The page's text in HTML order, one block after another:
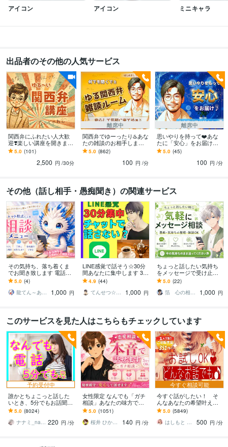
版
研修講師開始 人気者の「聞く力」 「幸せ」って何なん？ ☆令和版
ップ（ワークシート） なぜか好かれる人　なぜか嫌われる人 「変わりた
る！」
ビジネス・クリエイティブツール
Excel:20年Word:20年PowerPoint:20年WordPress:3年PowerDirector:10年
Canva:0年
得意分野
悩み相談・カウンセリング ⭐️雑談・相談・世間話し
⭐️これまでのご相談に
ついて
⭐️人間関係 ⭐️ネガティブ・マイナス思考
⭐️愛情もって安心をお届け
⭐️AB型双子座の見方・捉え方・考え方 ⭐️たくさんの失敗経験が僕の引き出
し ⭐️自分の長所・強みを活かす考え方
⭐️人生を豊かに！コーチングメニュ
⭐️ゆるーい関西弁講座
住まい・美容・生活相談 ⭐️男女、髪のお悩みにお答えします
ごし方 ⭐️美容師と楽しく雑談
#美容師 #美容室 #髪のお悩み #ヘアケア
#シャンプー選び
#コミュニケーション
#電話相談 #ビデオチャット
アイコン アイコン ミニキャラ
出品者のその他の人気サービス
関西弁にふれたい人大歓
迎❣️楽しい講座を開きます
ゆるーい関西弁の僕が…
優し〜く関西弁を伝授す
る講座やでぇ⤴️
5.0 (101)
2,500 円 /30分
離席中
関西弁でゆーったり♨️あな
たの雑談のお相手します
雑談・相談・お試し…何
でもOK☘️一緒に心温まる
5.0 (862)
100 円 /分
離席中
思いやりを持って❤️あな
たに「安心」をお届けし
ます 不安のあるあなた
へ…！安心してや☘️親身
に聞くで✨応えるで✨
5.0 (45)
100 円 /分
その他（話し相手・愚痴聞き）の関連サービス
その気持ち、落ち着くま
でお聞き致します 電話が
苦手な方の為のチャット
メニュー。龍tenにお話し
てね。
5.0 (4)
龍てん～あなたの魂の羅針盤
1,000 円
LINE感覚で話そう☆30分
間あなたに集中します 30
分間無制限/相談/愚痴/雑
談/暇潰し/話し相手などな
ど
4.9 (44)
てんせつ☆最適ライフをサポートする
1,000 円
ちょっと話したい気持ち
をメッセージで受け止め
ます 愚痴・雑談・まとま
らない気持ちも大丈夫
5.0 (22)
箔 心の相談室
1,000 円
このサービスを見た人はこちらもチェックしています
予約受付中
誰かとちょこっと話した
いとき、5分でもお話聞き
ます 疲れた～、でもカウ
ンセリングじゃない、な
んとなく雑談聞いて～
5.0 (8024)
ナナミ_nanami 220 円 /分
女性限定 なんでも「ガチ
相談」あなたの味方で話
ます 男性目線で、あなた
の恋の“答え”を言葉にしま
す。
5.0 (1051)
桜井 ひかる｜経験豊富の恋愛相談室
140 円 /分
今すぐ相談可能
今すぐ話がしたい！ そ
んなあなたの希望叶えま
す 今日あったことから深
刻な悩みまで☆何でも打
ち明けてください。
5.0 (5849)
はしもと ゆっこ♡救急こころの相談室
500 円 /分